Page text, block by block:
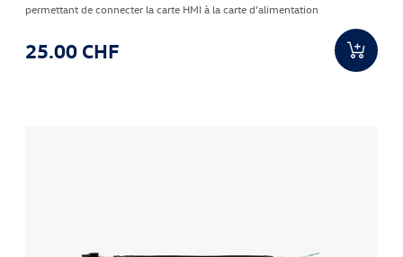
permettant de connecter la carte HMI à la carte d’alimentation
25.00 CHF